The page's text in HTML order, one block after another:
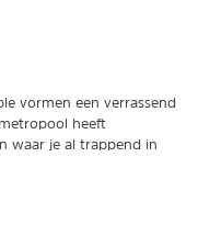
vormen een verrassend
heeft
waar je al trappend in